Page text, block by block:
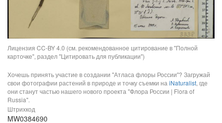
Лицензия CC-BY 4.0 (см. рекомендованное цитирование в "Полной
карточке", раздел "Цитировать для публикации")
Хочешь принять участие в создании "Атласа флоры России"? Загружай
свои фотографии растений в природе и точку съемки на iNaturalist, где
они станут частью нашего нового проекта "Флора России | Flora of
Russia".
Штрихкод
MW0384690